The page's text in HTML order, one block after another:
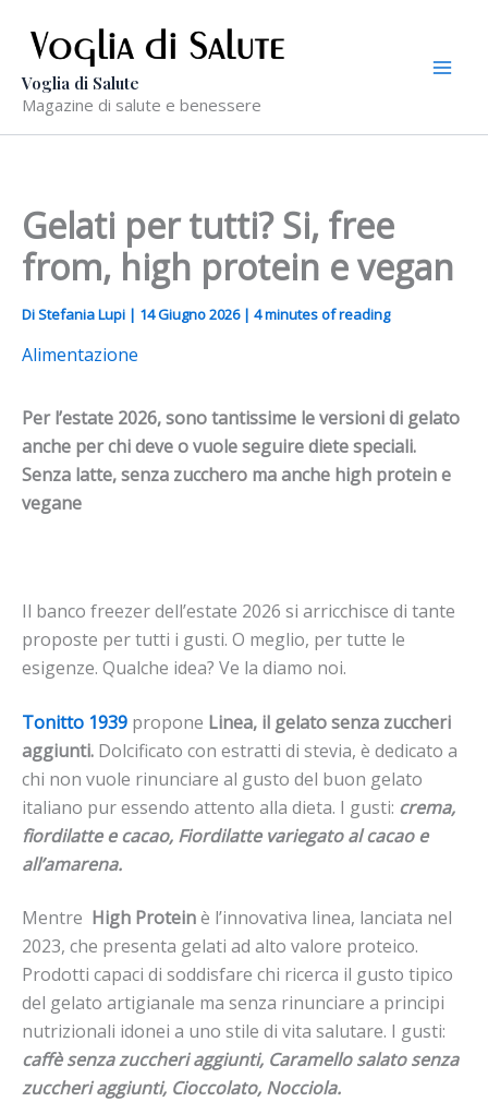
contenuto
Voglia di Salute
Magazine di salute e benessere
Gelati per tutti? Si, free
from, high protein e vegan
DiStefania Lupi | 14 Giugno 2026 | 4 minutes of reading
Alimentazione
Per l’estate 2026, sonotantissime leversionidi gelato
anche per chi deve o vuole seguire diete speciali.
Senza latte,senza zucchero ma anche high proteine
vegane
Il banco freezer dell’estate 2026 si arricchisce di tante
proposte per tutti i gusti. O meglio, per tutte le
esigenze. Qualche idea? Ve la diamo noi.
Tonitto 1939 propone Linea, il gelato senza zuccheri
aggiunti. Dolcificato con estratti di stevia, è dedicato a
chi non vuole rinunciare al gusto del buon gelato
italiano pur essendo attento alla dieta. I gusti: crema,
fiordilatte e cacao, Fiordilatte variegato al cacao e
all’amarena.
Mentre High Proteinè l’innovativa linea, lanciata nel
2023, che presenta gelati ad alto valore proteico.
Prodotti capaci di soddisfare chi ricerca il gusto tipico
del gelato artigianale ma senza rinunciare a principi
nutrizionali idonei a uno stile di vita salutare. I gusti:
caffè senza zuccheri aggiunti, Caramello salato senza
zuccheri aggiunti, Cioccolato, Nocciola.